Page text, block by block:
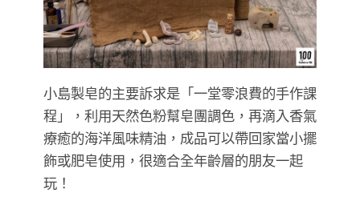
小島製皂的主要訴求是「一堂零浪費的手作課
程」，利用天然色粉幫皂團調色，再滴入香氣
療癒的海洋風味精油，成品可以帶回家當小擺
飾或肥皂使用，很適合全年齡層的朋友一起
玩！